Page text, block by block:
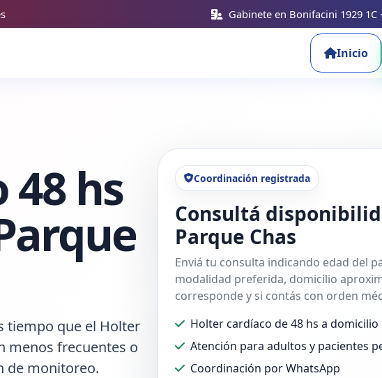
Gabinete en Bonifacini 1929 1C
Inicio
hs
tiempo que el Holter
menos frecuentes o
de monitoreo.
Coordinación registrada
Consultá
Parque Chas
Enviá tu consulta indicando edad del
modalidad preferida, domicilio
corresponde y si contás con orden
Holter cardíaco de 48 hs a domicilio
Atención para adultos y pacientes
Coordinación por WhatsApp